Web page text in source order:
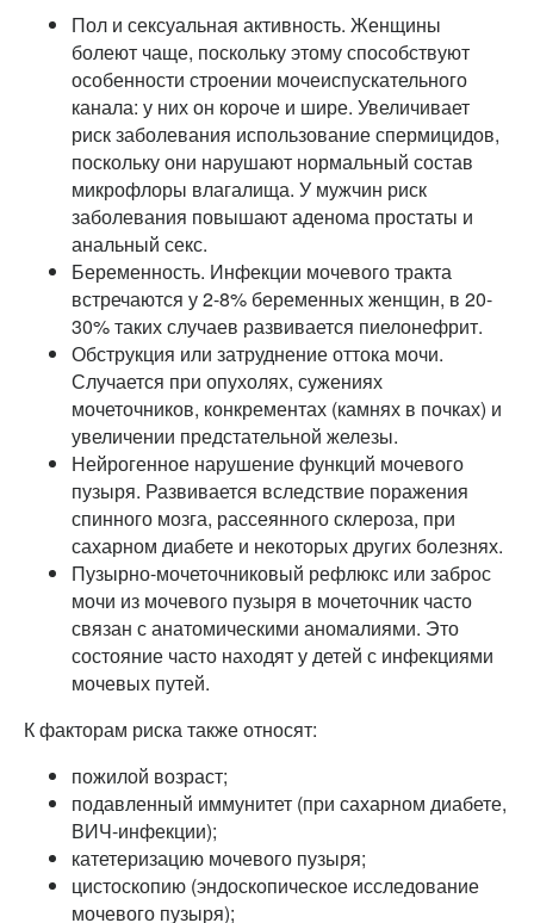
Пол и сексуальная активность. Женщины
болеют чаще, поскольку этому способствуют
особенности строении мочеиспускательного
канала: у них он короче и шире. Увеличивает
риск заболевания использование спермицидов,
поскольку они нарушают нормальный состав
микрофлоры влагалища. У мужчин риск
заболевания повышают аденома простаты и
анальный секс.
Беременность. Инфекции мочевого тракта
встречаются у 2-8% беременных женщин, в 20-
30% таких случаев развивается пиелонефрит.
Обструкция или затруднение оттока мочи.
Случается при опухолях, сужениях
мочеточников, конкрементах (камнях в почках) и
увеличении предстательной железы.
Нейрогенное нарушение функций мочевого
пузыря. Развивается вследствие поражения
спинного мозга, рассеянного склероза, при
сахарном диабете и некоторых других болезнях.
Пузырно-мочеточниковый рефлюкс или заброс
мочи из мочевого пузыря в мочеточник часто
связан с анатомическими аномалиями. Это
состояние часто находят у детей с инфекциями
мочевых путей.
К факторам риска также относят:
пожилой возраст;
подавленный иммунитет (при сахарном диабете,
ВИЧ-инфекции);
катетеризацию мочевого пузыря;
цистоскопию (эндоскопическое исследование
мочевого пузыря);